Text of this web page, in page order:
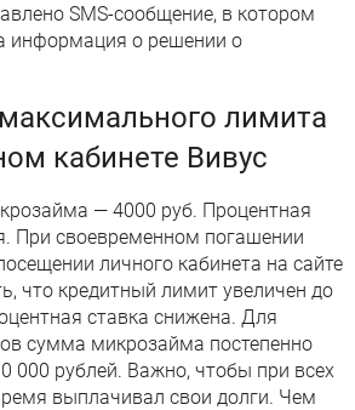
SMS-сообщение, в котором
​​информация о решении о
лимита
кабинете Вивус
— 4000 руб. Процентная
При своевременном погашении
личного кабинета на сайте
что кредитный лимит увеличен до
ставка снижена. Для
сумма микрозайма постепенно
000 рублей. Важно, чтобы при всех
выплачивал свои долги. Чем